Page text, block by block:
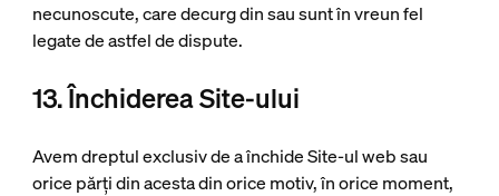
necunoscute, care decurg din sau sunt în vreun fel
legate de astfel de dispute.
13. Închiderea Site-ului
Avem dreptul exclusiv de a închide Site-ul web sau
orice părți din acesta din orice motiv, în orice moment,